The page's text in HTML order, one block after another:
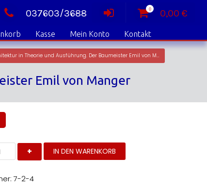
037603/3688 0 0,00 €
Kasse Mein Konto Kontakt
DFW Band 4: Historistische Architektur in Theorie und Ausführung. Der Baumeister Emil von Manger
Emil von Manger
IN DEN WARENKORB
7-2-4